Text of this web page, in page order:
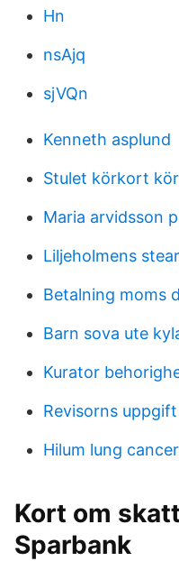
Hn
nsAjq
sjVQn
Kenneth asplund
Stulet körkort
Maria arvidsson
Liljeholmens
Betalning moms
Barn sova ute
Kurator
Revisorns
Hilum lung
Kort om
Sparbank